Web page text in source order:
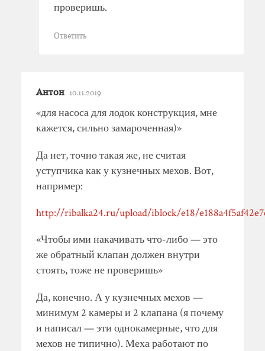
проверишь.
Ответить
Антон 10.11.2019
«для насоса для лодок конструкция, мне
кажется, сильно замароченная)»
Да нет, точно такая же, не считая
уступчика как у кузнечных мехов. Вот,
например:
http://ribalka24.ru/upload/iblock/e18/
«Чтобы ими накачивать что-либо — это
же обратный клапан должен внутри
стоять, тоже не проверишь»
Да, конечно. А у кузнечных мехов —
минимум 2 камеры и 2 клапана (я почему
и написал — эти однокамерные, что для
мехов не типично). Меха работают по